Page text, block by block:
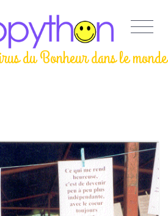
du Bonheur dans le monde